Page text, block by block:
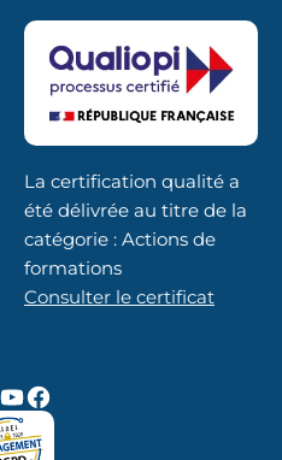
La certification qualité a
été délivrée au titre de la
catégorie : Actions de
formations
Consulter le certificat